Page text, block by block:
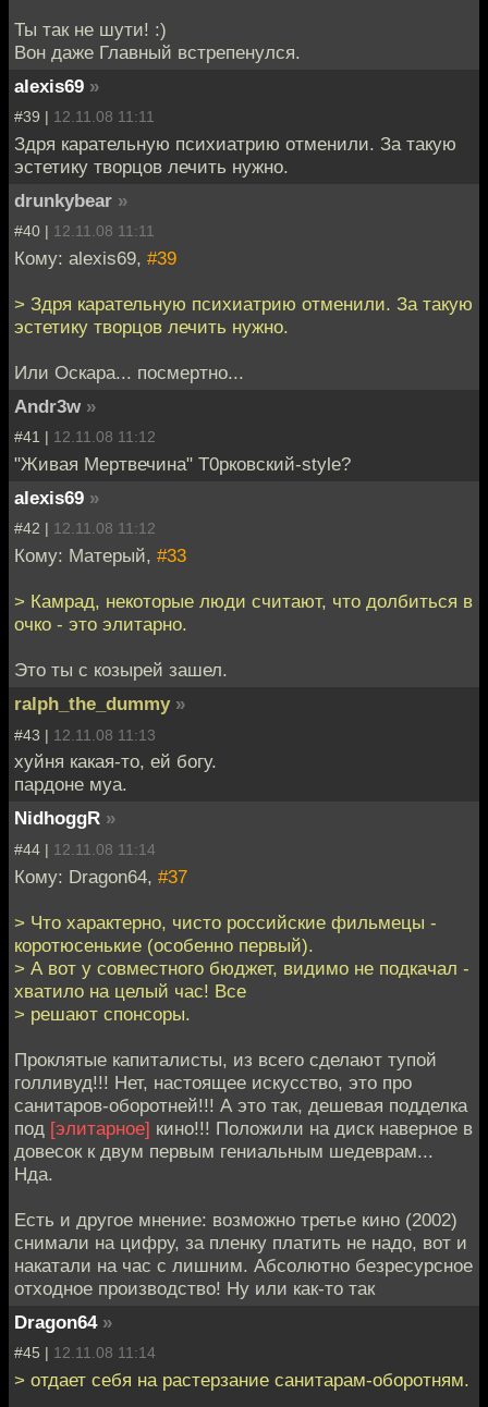
Ты так не шути! :)
Вон даже Главный встрепенулся.
alexis69 »
#39 | 12.11.08 11:11
Здря карательную психиатрию отменили. За такую
эстетику творцов лечить нужно.
drunkybear »
#40 | 12.11.08 11:11
Кому: alexis69, #39
> Здря карательную психиатрию отменили. За такую
эстетику творцов лечить нужно.
Или Оскара... посмертно...
Andr3w »
#41 | 12.11.08 11:12
"Живая Мертвечина" Т0рковский-style?
alexis69 »
#42 | 12.11.08 11:12
Кому: Матерый, #33
> Камрад, некоторые люди считают, что долбиться в
очко - это элитарно.
Это ты с козырей зашел.
ralph_the_dummy »
#43 | 12.11.08 11:13
хуйня какая-то, ей богу.
пардоне муа.
NidhoggR »
#44 | 12.11.08 11:14
Кому: Dragon64, #37
> Что характерно, чисто российские фильмецы -
коротюсенькие (особенно первый).
> А вот у совместного бюджет, видимо не подкачал -
хватило на целый час! Все
> решают спонсоры.
Проклятые капиталисты, из всего сделают тупой
голливуд!!! Нет, настоящее искусство, это про
санитаров-оборотней!!! А это так, дешевая подделка
под [элитарное] кино!!! Положили на диск наверное в
довесок к двум первым гениальным шедеврам...
Нда.
Есть и другое мнение: возможно третье кино (2002)
снимали на цифру, за пленку платить не надо, вот и
накатали на час с лишним. Абсолютно безресурсное
отходное производство! Ну или как-то так
Dragon64 »
#45 | 12.11.08 11:14
> отдает себя на растерзание санитарам-оборотням.